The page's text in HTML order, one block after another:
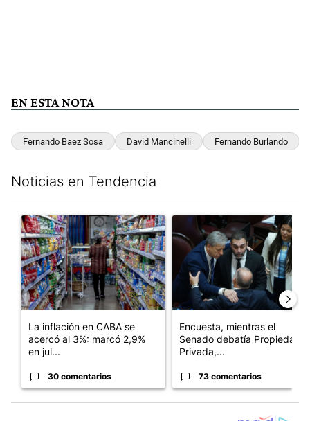
EN ESTA NOTA
Fernando Baez Sosa David Mancinelli Fernando Burlando
Noticias en Tendencia
Un artículo de tendencia con el título "La inflación en CABA se
La inflación en CABA se
acercó al 3%: marcó 2,9%
en jul...
30 comentarios
Un artículo de tendencia
Encuesta, mientras el
Senado debatía Propiedad
Privada,...
73 comentarios